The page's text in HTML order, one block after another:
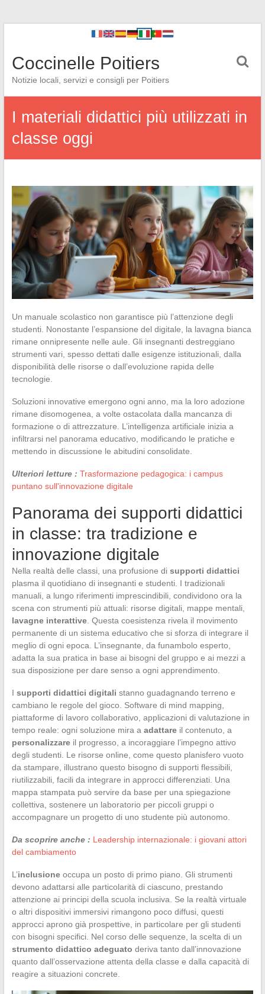
Coccinelle Poitiers
Notizie locali, servizi e consigli per Poitiers
I materiali didattici più utilizzati in
classe oggi
Un manuale scolastico non garantisce più l’attenzione degli
studenti. Nonostante l’espansione del digitale, la lavagna bianca
rimane onnipresente nelle aule. Gli insegnanti destreggiano
strumenti vari, spesso dettati dalle esigenze istituzionali, dalla
disponibilità delle risorse o dall’evoluzione rapida delle
tecnologie.
Soluzioni innovative emergono ogni anno, ma la loro adozione
rimane disomogenea, a volte ostacolata dalla mancanza di
formazione o di attrezzature. L’intelligenza artificiale inizia a
infiltrarsi nel panorama educativo, modificando le pratiche e
mettendo in discussione le abitudini consolidate.
Ulteriori letture : Trasformazione pedagogica: i campus
puntano sull'innovazione digitale
Panorama dei supporti didattici
in classe: tra tradizione e
innovazione digitale
Nella realtà delle classi, una profusione di supporti didattici
plasma il quotidiano di insegnanti e studenti. I tradizionali
manuali, a lungo riferimenti imprescindibili, condividono ora la
scena con strumenti più attuali: risorse digitali, mappe mentali,
lavagne interattive. Questa coesistenza rivela il movimento
permanente di un sistema educativo che si sforza di integrare il
meglio di ogni epoca. L’insegnante, da funambolo esperto,
adatta la sua pratica in base ai bisogni del gruppo e ai mezzi a
sua disposizione per dare senso a ogni apprendimento.
I supporti didattici digitali stanno guadagnando terreno e
cambiano le regole del gioco. Software di mind mapping,
piattaforme di lavoro collaborativo, applicazioni di valutazione in
tempo reale: ogni soluzione mira a adattareil contenuto, a
personalizzareil progresso, a incoraggiare l’impegno attivo
degli studenti. Le risorse online, come questo planisfero vuoto
da stampare, illustrano questo bisogno di supporti flessibili,
riutilizzabili, facili da integrare in approcci differenziati. Una
mappa stampata può servire da base per una spiegazione
collettiva, sostenere un laboratorio per piccoli gruppi o
accompagnare un progetto di uno studente più autonomo.
Da scoprire anche : Leadership internazionale: i giovani attori
del cambiamento
L’inclusioneoccupa un posto di primo piano. Gli strumenti
devono adattarsi alle particolarità di ciascuno, prestando
attenzione ai principi della scuola inclusiva. Se la realtà virtuale
o altri dispositivi immersivi rimangono poco diffusi, questi
approcci aprono già prospettive, in particolare per gli studenti
con bisogni specifici. Nel corso delle sequenze, la scelta di un
strumento didattico adeguato deriva tanto dall’innovazione
quanto dall’osservazione attenta della classe e dalla capacità di
reagire a situazioni concrete.